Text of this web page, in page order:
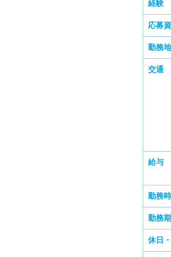
経験
応募
勤務地
交通
給与
勤務
勤務
休日